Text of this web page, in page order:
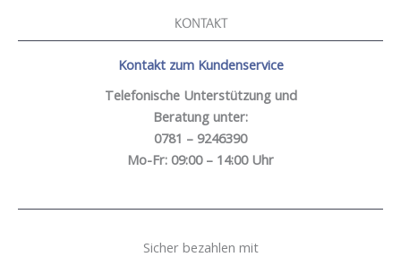
KONTAKT
Kontakt zum Kundenservice
Telefonische Unterstützung und
Beratung unter:
0781 – 9246390
Mo-Fr: 09:00 – 14:00 Uhr
Sicher bezahlen mit